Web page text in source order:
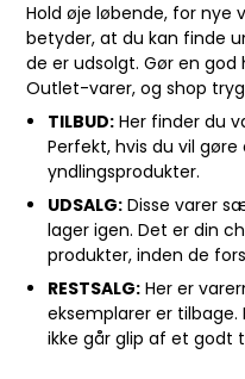
Hold øje løbende, for nye
betyder, at du kan finde
de er udsolgt. Gør en
Outlet-varer, og shop
TILBUD:Her finder du
Perfekt, hvis du vil
yndlingsprodukter.
UDSALG:Disse varer
lager igen. Det er din
produkter, inden de
RESTSALG:Her er
eksemplarer er tilbage.
ikke går glip af et godt